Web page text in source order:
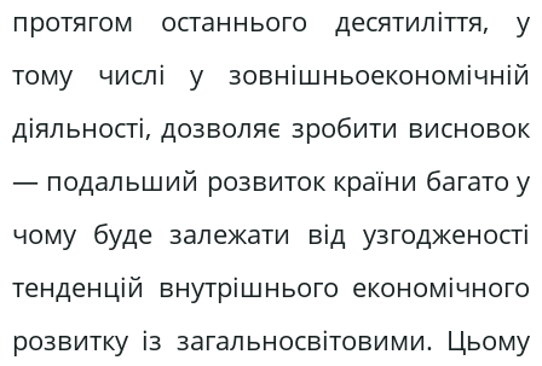
протягом останнього десятиліття, у
тому числі у зовнішньоекономічній
діяльності, дозволяє зробити висновок
— подальший розвиток країни багато у
чому буде залежати від узгодженості
тенденцій внутрішнього економічного
розвитку із загальносвітовими. Цьому